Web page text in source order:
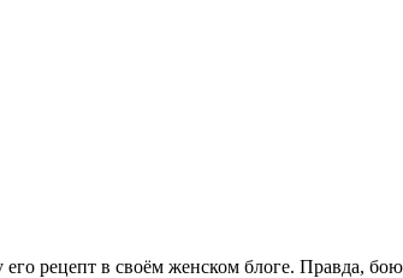
рецепт в своём женском блоге. Правда,